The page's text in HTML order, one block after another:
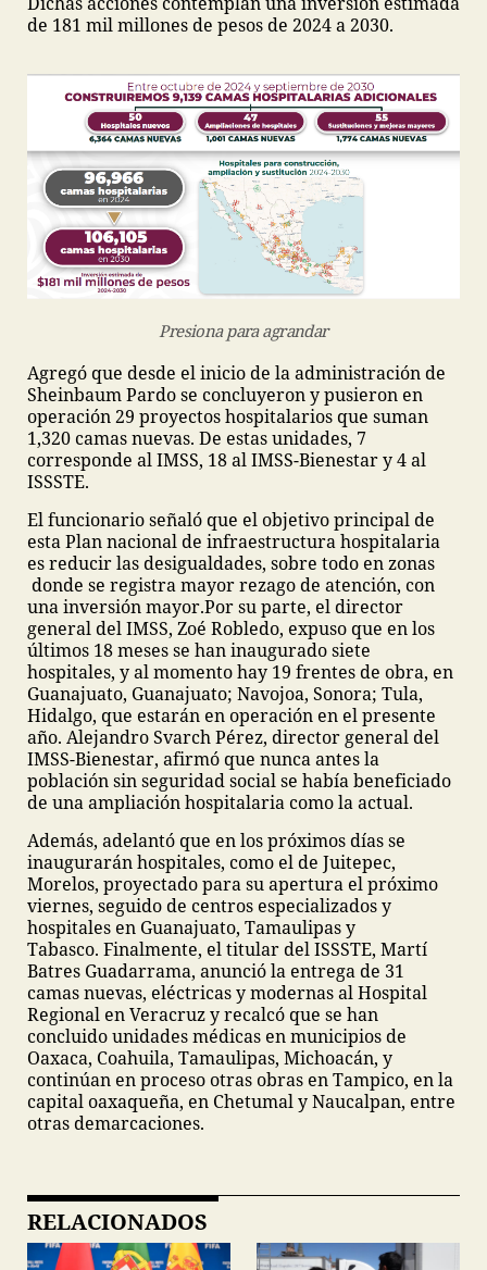
de 181 mil millones de pesos de 2024 a 2030.
Presiona para agrandar
Agregó que desde el inicio de la administración de
Sheinbaum Pardo se concluyeron y pusieron en
operación 29 proyectos hospitalarios que suman
1,320 camas nuevas. De estas unidades, 7
corresponde al IMSS, 18 al IMSS-Bienestar y 4 al
ISSSTE.
El funcionario señaló que el objetivo principal de
esta Plan nacional de infraestructura hospitalaria
es reducir las desigualdades, sobre todo en zonas
donde se registra mayor rezago de atención, con
una inversión mayor.Por su parte, el director
general del IMSS, Zoé Robledo, expuso que en los
últimos 18 meses se han inaugurado siete
hospitales, y al momento hay 19 frentes de obra, en
Guanajuato, Guanajuato; Navojoa, Sonora; Tula,
Hidalgo, que estarán en operación en el presente
año. Alejandro Svarch Pérez, director general del
IMSS-Bienestar, afirmó que nunca antes la
población sin seguridad social se había beneficiado
de una ampliación hospitalaria como la actual.
Además, adelantó que en los próximos días se
inaugurarán hospitales, como el de Juitepec,
Morelos, proyectado para su apertura el próximo
viernes, seguido de centros especializados y
hospitales en Guanajuato, Tamaulipas y
Tabasco. Finalmente, el titular del ISSSTE, Martí
Batres Guadarrama, anunció la entrega de 31
camas nuevas, eléctricas y modernas al Hospital
Regional en Veracruz y recalcó que se han
concluido unidades médicas en municipios de
Oaxaca, Coahuila, Tamaulipas, Michoacán, y
continúan en proceso otras obras en Tampico, en la
capital oaxaqueña, en Chetumal y Naucalpan, entre
otras demarcaciones.
RELACIONADOS